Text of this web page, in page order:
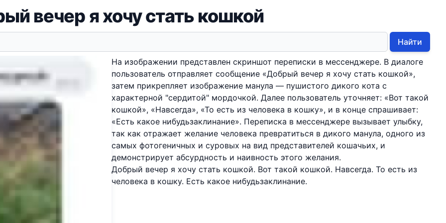
вечер я хочу стать кошкой
Найти
На изображении представлен скриншот переписки в мессенджере. В диалоге
пользователь отправляет сообщение «Добрый вечер я хочу стать кошкой»,
затем прикрепляет изображение манула — пушистого дикого кота с
характерной "сердитой" мордочкой. Далее пользователь уточняет: «Вот такой
кошкой», «Навсегда», «То есть из человека в кошку», и в конце спрашивает:
«Есть какое нибудьзаклинание». Переписка в мессенджере вызывает улыбку,
так как отражает желание человека превратиться в дикого манула, одного из
самых фотогеничных и суровых на вид представителей кошачьих, и
демонстрирует абсурдность и наивность этого желания.
Добрый вечер я хочу стать кошкой. Вот такой кошкой. Навсегда. То есть из
человека в кошку. Есть какое нибудьзаклинание.